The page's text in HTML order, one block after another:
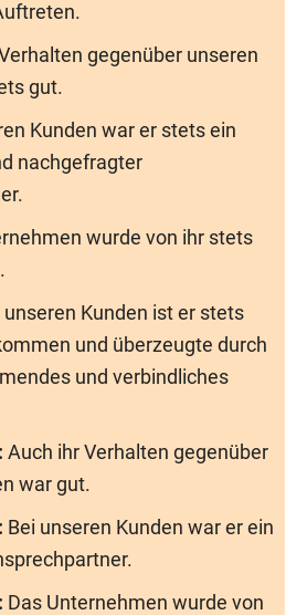
gegenüber unseren
gut.
Kunden war er stets ein
nachgefragter
wurde von ihr stets
Kunden ist er stets
und überzeugte durch
und verbindliches
Auch ihr Verhalten gegenüber
war gut.
Bei unseren Kunden war er ein
Das Unternehmen wurde von